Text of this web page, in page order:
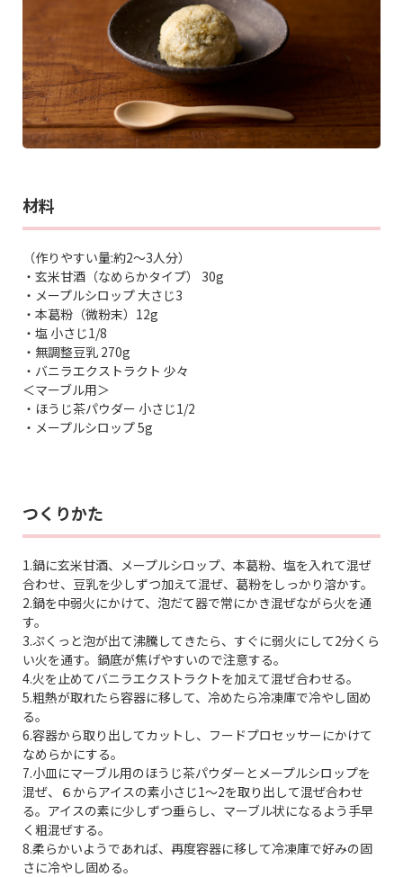
材料
（作りやすい量:約2～3人分）
・玄米甘酒（なめらかタイプ） 30g
・メープルシロップ 大さじ3
・本葛粉（微粉末）12g
・塩 小さじ1/8
・無調整豆乳 270g
・バニラエクストラクト 少々
＜マーブル用＞
・ほうじ茶パウダー 小さじ1/2
・メープルシロップ 5g
つくりかた
1.鍋に玄米甘酒、メープルシロップ、本葛粉、塩を入れて混ぜ
合わせ、豆乳を少しずつ加えて混ぜ、葛粉をしっかり溶かす。
2.鍋を中弱火にかけて、泡だて器で常にかき混ぜながら火を通
す。
3.ぷくっと泡が出て沸騰してきたら、すぐに弱火にして2分くら
い火を通す。鍋底が焦げやすいので注意する。
4.火を止めてバニラエクストラクトを加えて混ぜ合わせる。
5.粗熱が取れたら容器に移して、冷めたら冷凍庫で冷やし固め
る。
6.容器から取り出してカットし、フードプロセッサーにかけて
なめらかにする。
7.小皿にマーブル用のほうじ茶パウダーとメープルシロップを
混ぜ、６からアイスの素小さじ1～2を取り出して混ぜ合わせ
る。アイスの素に少しずつ垂らし、マーブル状になるよう手早
く粗混ぜする。
8.柔らかいようであれば、再度容器に移して冷凍庫で好みの固
さに冷やし固める。